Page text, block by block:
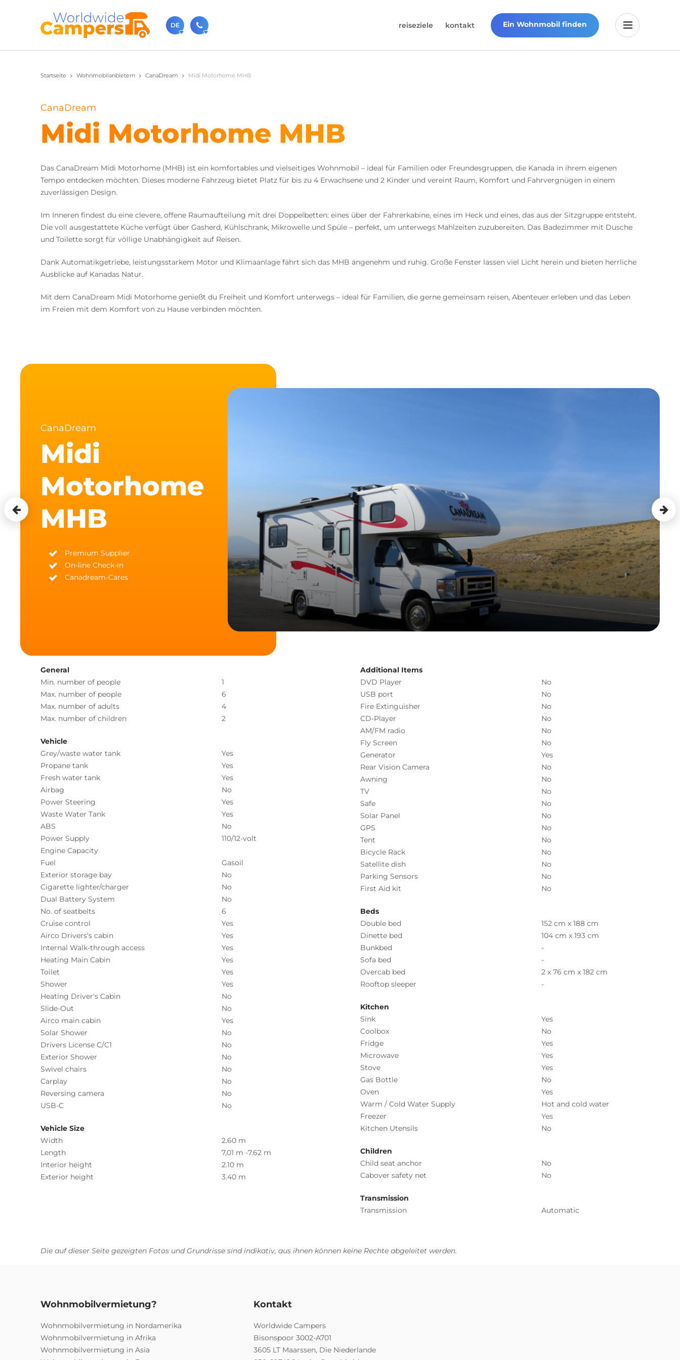
DE
+31 030-6974964
reiseziele kontakt Ein Wohnmobil finden
Startseite Wohnmobilanbietern CanaDream Midi Motorhome MHB
CanaDream
Midi Motorhome MHB
Das CanaDream Midi Motorhome (MHB) ist ein komfortables und vielseitiges Wohnmobil – ideal für Familien oder Freundesgruppen, die Kanada in ihrem eigenen
Tempo entdecken möchten. Dieses moderne Fahrzeug bietet Platz für bis zu 4 Erwachsene und 2 Kinder und vereint Raum, Komfort und Fahrvergnügen in einem
zuverlässigen Design.
Im Inneren findest du eine clevere, offene Raumaufteilung mit drei Doppelbetten: eines über der Fahrerkabine, eines im Heck und eines, das aus der Sitzgruppe entsteht.
Die voll ausgestattete Küche verfügt über Gasherd, Kühlschrank, Mikrowelle und Spüle – perfekt, um unterwegs Mahlzeiten zuzubereiten. Das Badezimmer mit Dusche
und Toilette sorgt für völlige Unabhängigkeit auf Reisen.
Dank Automatikgetriebe, leistungsstarkem Motor und Klimaanlage fährt sich das MHB angenehm und ruhig. Große Fenster lassen viel Licht herein und bieten herrliche
Ausblicke auf Kanadas Natur.
Mit dem CanaDream Midi Motorhome genießt du Freiheit und Komfort unterwegs – ideal für Familien, die gerne gemeinsam reisen, Abenteuer erleben und das Leben
im Freien mit dem Komfort von zu Hause verbinden möchten.
CanaDream
Midi
Motorhome
MHB
Premium Supplier
On-line Check-in
Canadream-Cares
General
Min. number of people
1
Max. number of people
6
Max. number of adults
4
Max. number of children
2
Vehicle
Grey/waste water tank
Yes
Propane tank
Yes
Fresh water tank
Yes
Airbag
No
Power Steering
Yes
Waste Water Tank
Yes
ABS
No
Power Supply
110/12-volt
Engine Capacity
Fuel
Gasoil
Exterior storage bay
No
Cigarette lighter/charger
No
Dual Battery System
No
No. of seatbelts
6
Cruise control
Yes
Airco Drivers's cabin
Yes
Internal Walk-through access
Yes
Heating Main Cabin
Yes
Toilet
Yes
Shower
Yes
Heating Driver's Cabin
No
Slide-Out
No
Airco main cabin
Yes
Solar Shower
No
Drivers License C/C1
No
Exterior Shower
No
Swivel chairs
No
Carplay
No
Reversing camera
No
USB-C
No
Vehicle Size
Width
2.60 m
Length
7,01 m -7.62 m
Interior height
2.10 m
Exterior height
3.40 m
Additional Items
DVD Player
No
USB port
No
Fire Extinguisher
No
CD-Player
No
AM/FM radio
No
Fly Screen
No
Generator
Yes
Rear Vision Camera
No
Awning
No
TV
No
Safe
No
Solar Panel
No
GPS
No
Tent
No
Bicycle Rack
No
Satellite dish
No
Parking Sensors
No
First Aid kit
No
Beds
Double bed
152 cm x 188 cm
Dinette bed
104 cm x 193 cm
Bunkbed
-
Sofa bed
-
Overcab bed
2 x 76 cm x 182 cm
Rooftop sleeper
-
Kitchen
Sink
Yes
Coolbox
No
Fridge
Yes
Microwave
Yes
Stove
Yes
Gas Bottle
No
Oven
Yes
Warm / Cold Water Supply
Hot and cold water
Freezer
Yes
Kitchen Utensils
No
Children
Child seat anchor
No
Cabover safety net
No
Transmission
Transmission
Automatic
Die auf dieser Seite gezeigten Fotos und Grundrisse sind indikativ, aus ihnen können keine Rechte abgeleitet werden.
Wohnmobilvermietung?
Wohnmobilvermietung in Nordamerika
Wohnmobilvermietung in Afrika
Wohnmobilvermietung in Asia
Kontakt
Worldwide Campers
Bisonspoor 3002-A701
3605 LT Maarssen, Die Niederlande